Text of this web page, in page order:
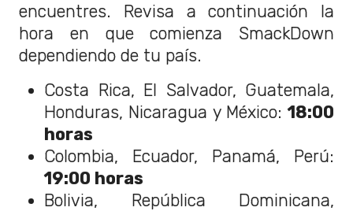
encuentres. Revisa a continuación la
hora en que comienza SmackDown
dependiendo de tu país.
Costa Rica, El Salvador, Guatemala,
Honduras, Nicaragua y México:18:00
horas
Colombia, Ecuador, Panamá, Perú:
19:00 horas
Bolivia, República Dominicana,